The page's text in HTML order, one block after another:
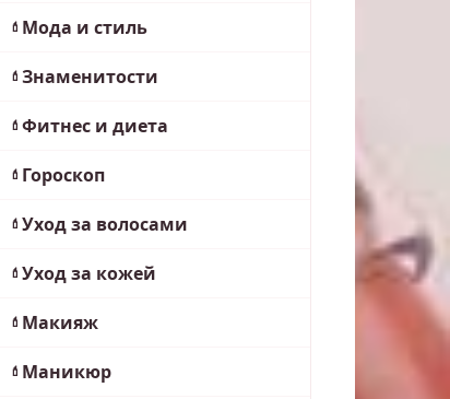
Мода и стиль
Знаменитости
Фитнес и диета
Гороскоп
Уход за волосами
Уход за кожей
Макияж
Маникюр